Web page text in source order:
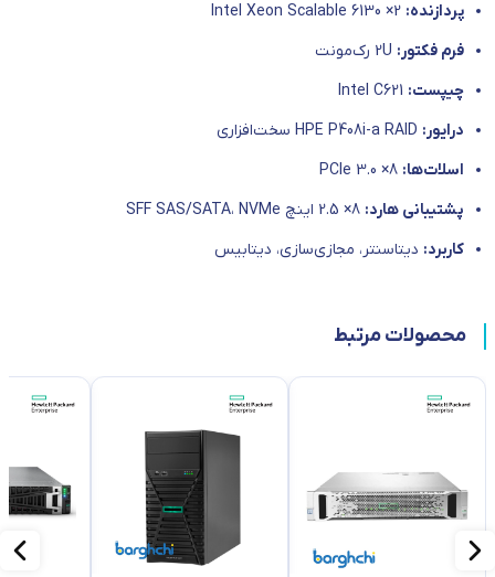
پردازنده:
فرم فکتور:
چیپست:
درایور:
اسلات‌ها:
پشتیبانی هارد:
کاربرد: دیتاسنتر، مجازی‌سازی، دیتابیس
محصولات مرتبط